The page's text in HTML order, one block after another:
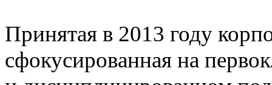
Принятая в 2013 году
сфокусированная на